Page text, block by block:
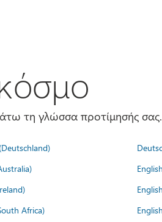
τη γλώσσα προτίμησής σας.
Africa)